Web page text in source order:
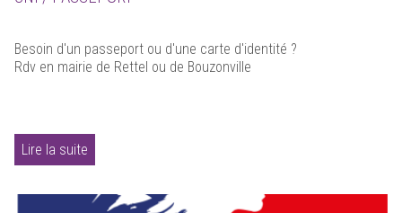
Besoin d'un passeport ou d'une carte d'identité ?
Rdv en mairie de Rettel ou de Bouzonville
Lire la suite